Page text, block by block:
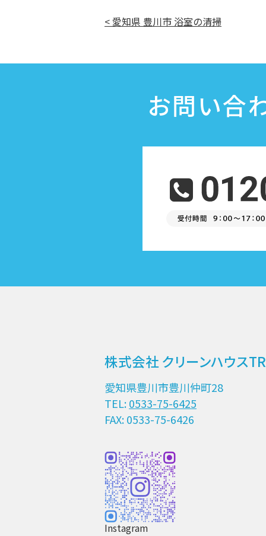
< 愛知県 豊川市 浴室の清掃
お問い合
株式会社 クリーンハウス
愛知県豊川市豊川仲町28
TEL:0533-75-6425
FAX: 0533-75-6426
Instagram